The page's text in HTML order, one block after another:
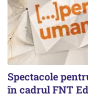
Spectacole
în cadrul FNT